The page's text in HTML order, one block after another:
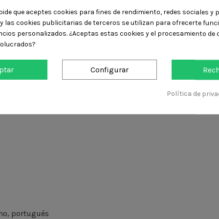
SWITCH
serie Sparkle en una sola colección para Nintendo Switch.
en un paquete completo, con gráficos vibrantes y
mecánicas de juego adictivas, desafíos emocionantes
complejos y desbloquea contenido adicional mientras
portugués
que aceptes cookies para fines de rendimiento, redes sociales y
las cookies publicitarias de terceros se utilizan para ofrecerte
personalizados. ¿Aceptas estas cookies y el procesamiento de
Configurar
Política de